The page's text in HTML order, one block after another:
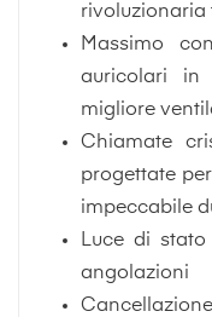
rivoluzionaria
Massimo
auricolari in
migliore
Chiamate
progettate
impeccabile
Luce di
angolazioni